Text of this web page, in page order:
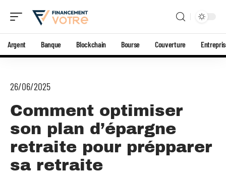
Argent Banque Blockchain Bourse Couverture
26/06/2025
Comment optimiser
son plan d’épargne
retraite pour prépparer
sa retraite